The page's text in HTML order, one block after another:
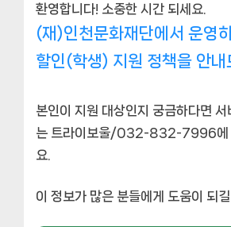
환영합니다! 소중한 시간 되세요.
(재)인천문화재단에서 운영
할인(학생) 지원 정책을 안내
본인이 지원 대상인지 궁금하다면 서
는 트라이보울/032-832-7996에
요.
이 정보가 많은 분들에게 도움이 되